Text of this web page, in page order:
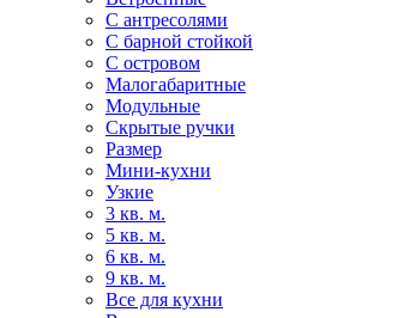
С антресолями
С барной стойкой
С островом
Малогабаритные
Модульные
Скрытые ручки
Размер
Мини-кухни
Узкие
3 кв. м.
5 кв. м.
6 кв. м.
9 кв. м.
Все для кухни